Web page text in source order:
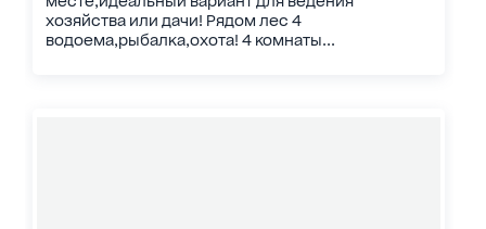
хозяйства или дачи! Рядом лес 4
водоема,рыбалка,охота! 4 комнаты...